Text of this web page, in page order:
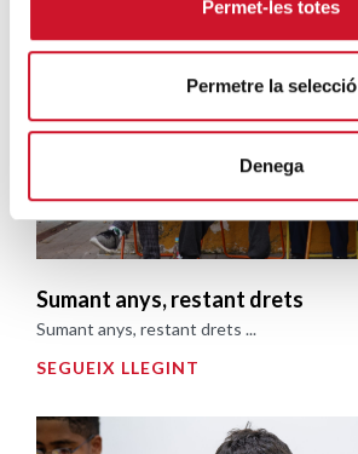
Permet-les totes
Permetre la selecció
Denega
Sumant anys, restant drets
Sumant anys, restant drets ...
SEGUEIX LLEGINT